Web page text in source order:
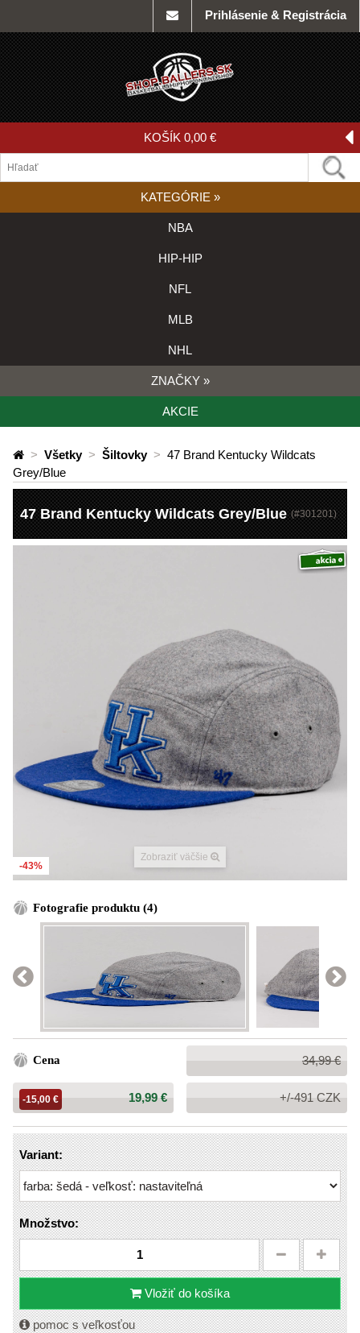
Prihlásenie & Registrácia
KOŠÍK 0,00 €
KATEGÓRIE »
NBA
HIP-HIP
NFL
MLB
NHL
ZNAČKY »
AKCIE
> Všetky > Šiltovky > 47 Brand Kentucky Wildcats
Grey/Blue
47 Brand Kentucky Wildcats Grey/Blue (#301201)
Zobraziť väčšie
-43%
Fotografie produktu (4)
Cena
Bežná
cena:
34,99 €
Cena:
19,99 €
-15,00 € +/-491 CZK
Variant:
Množstvo:
Vložiť do košíka
pomoc s veľkosťou